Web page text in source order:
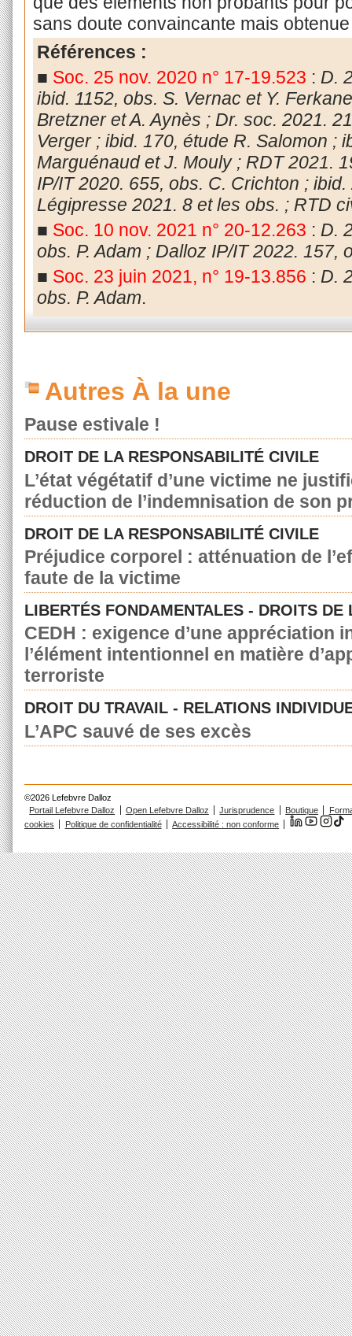
sans doute convaincante mais
Références :
■ Soc. 25 nov. 2020 n° 17-19.523 : D.
ibid. 1152, obs. S. Vernac et Y.
Bretzner et A. Aynès ; Dr. soc. 2021.
Verger ; ibid. 170, étude R. Salomon ;
Marguénaud et J. Mouly ; RDT 2021.
IP/IT 2020. 655, obs. C. Crichton ;
Légipresse 2021. 8 et les obs. ; RTD
■ Soc. 10 nov. 2021 n° 20-12.263 : D.
obs. P. Adam ; Dalloz IP/IT 2022. 157,
■ Soc. 23 juin 2021, n° 19-13.856 : D.
obs. P. Adam.
Autres À la une
Pause estivale !
DROIT DE LA RESPONSABILITÉ CIVILE
L’état végétatif d’une victime ne
réduction de l’indemnisation de son
DROIT DE LA RESPONSABILITÉ CIVILE
Préjudice corporel : atténuation de
faute de la victime
LIBERTÉS FONDAMENTALES - DROITS DE
CEDH : exigence d’une appréciation
l’élément intentionnel en matière
terroriste
DROIT DU TRAVAIL - RELATIONS
L’APC sauvé de ses excès
©2026 Lefebvre Dalloz
Portail Lefebvre Dalloz
Open Lefebvre Dalloz Jurisprudence Boutique
cookies
Politique de confidentialité Accessibilité : non conforme